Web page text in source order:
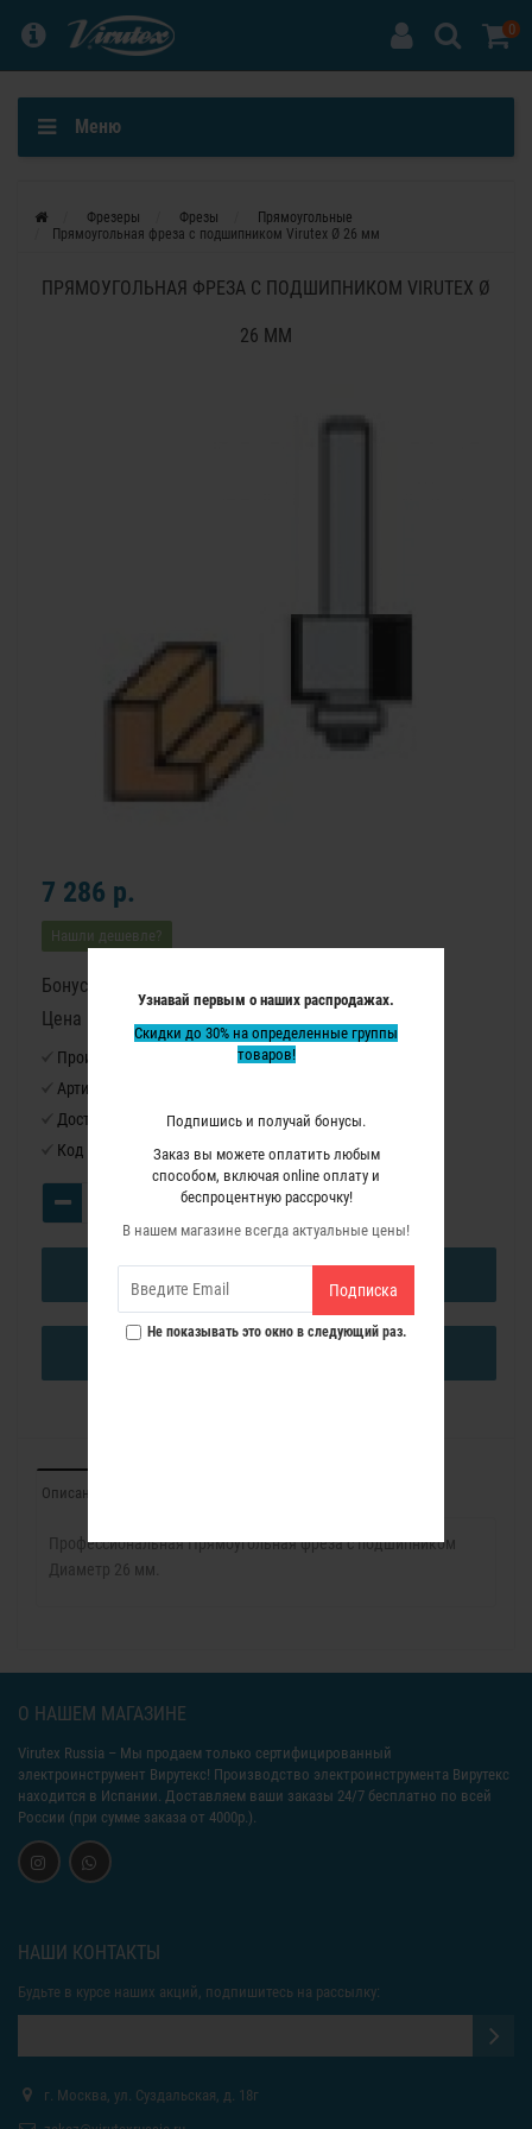
Узнавай первым о наших распродажах.
Скидки до 30% на определенные группы
товаров!
Подпишись и получай бонусы.
Заказ вы можете оплатить любым
способом, включая online оплату и
беспроцентную рассрочку!
В нашем магазине всегда актуальные цены!
Подписка
Не показывать это окно в следующий раз.
0
Меню
Фрезеры Фрезы
Прямоугольные
Прямоугольная фреза с подшипником Virutex Ø 26 мм
ПРЯМОУГОЛЬНАЯ ФРЕЗА С ПОДШИПНИКОМ VIRUTEX Ø
26 ММ
7 286 р.
Нашли дешевле?
Бонусные баллы: 92
Цена в бонусных баллах: 6120
Производитель:
Артикул:
Доступность: Нет в наличии
Код товара: 1142030
Описание
Профессиональная Прямоугольная фреза с подшипником
Диаметр 26 мм.
О НАШЕМ МАГАЗИНЕ
Virutex Russia – Мы продаем только сертифицированный
электроинструмент Вирутекс! Производство электроинструмента Вирутекс
находится в Испании. Доставляем ваши заказы 24/7 бесплатно по всей
России (при сумме заказа от 4000р.).
НАШИ КОНТАКТЫ
Будьте в курсе наших акций, подпишитесь на рассылку:
г. Москва, ул. Суздальская, д. 18г